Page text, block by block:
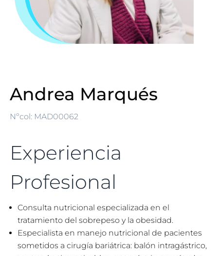
Andrea Marqués
Nºcol: MAD00062
Experiencia
Profesional
Consulta nutricional especializada en el
tratamiento del sobrepeso y la obesidad.
Especialista en manejo nutricional de pacientes
sometidos a cirugía bariátrica: balón intragástrico,